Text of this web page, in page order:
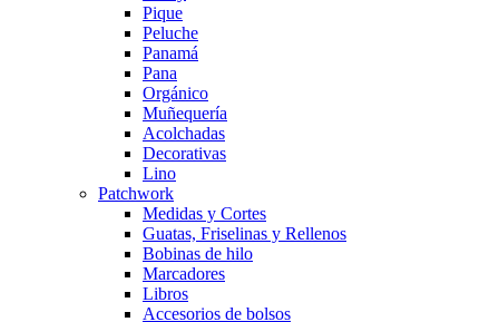
Pique
Peluche
Panamá
Pana
Orgánico
Muñequería
Acolchadas
Decorativas
Lino
Patchwork
Medidas y Cortes
Guatas, Friselinas y Rellenos
Bobinas de hilo
Marcadores
Libros
Accesorios de bolsos